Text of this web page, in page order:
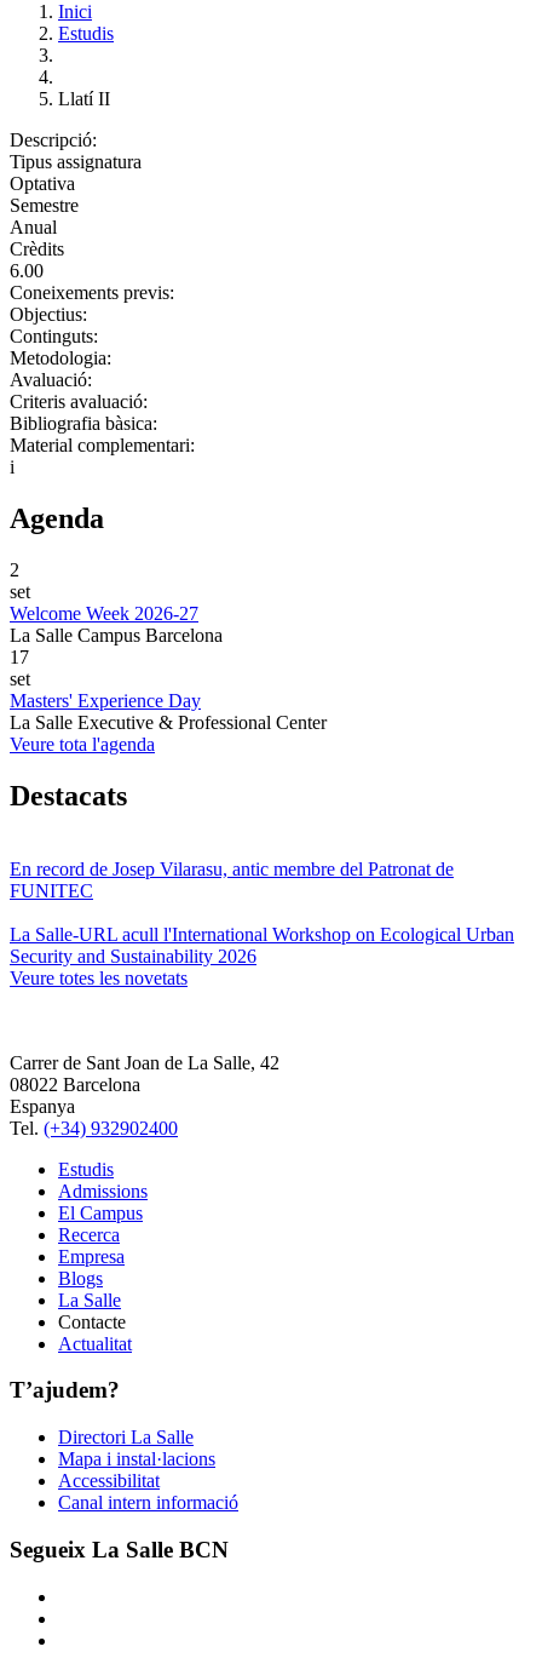
Inici
Estudis
Llatí II
Descripció:
Tipus assignatura
Optativa
Semestre
Anual
Crèdits
6.00
Coneixements previs:
Objectius:
Continguts:
Metodologia:
Avaluació:
Criteris avaluació:
Bibliografia bàsica:
Material complementari:
i
Agenda
2
set
Welcome Week 2026-27
La Salle Campus Barcelona
17
set
Masters' Experience Day
La Salle Executive & Professional Center
Veure tota l'agenda
Destacats
En record de Josep Vilarasu, antic membre del Patronat de
FUNITEC
La Salle-URL acull l'International Workshop on Ecological Urban
Security and Sustainability 2026
Veure totes les novetats
Carrer de Sant Joan de La Salle, 42
08022 Barcelona
Espanya
Tel. (+34) 932902400
Estudis
Admissions
El Campus
Recerca
Empresa
Blogs
La Salle
Contacte
Actualitat
T’ajudem?
Directori La Salle
Mapa i instal·lacions
Accessibilitat
Canal intern informació
Segueix La Salle BCN